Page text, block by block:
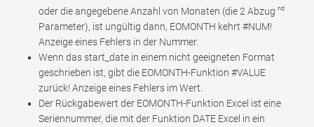
oder die angegebene Anzahl von Monaten (die 2 Abzug nd
Parameter), ist ungültig dann, EOMONTH kehrt #NUM!
Anzeige eines Fehlers in der Nummer.
Wenn das start_date in einem nicht geeigneten Format
geschrieben ist, gibt die EOMONTH-Funktion #VALUE
zurück! Anzeige eines Fehlers im Wert.
Der Rückgabewert der EOMONTH-Funktion Excel ist eine
Seriennummer, die mit der Funktion DATE Excel in ein